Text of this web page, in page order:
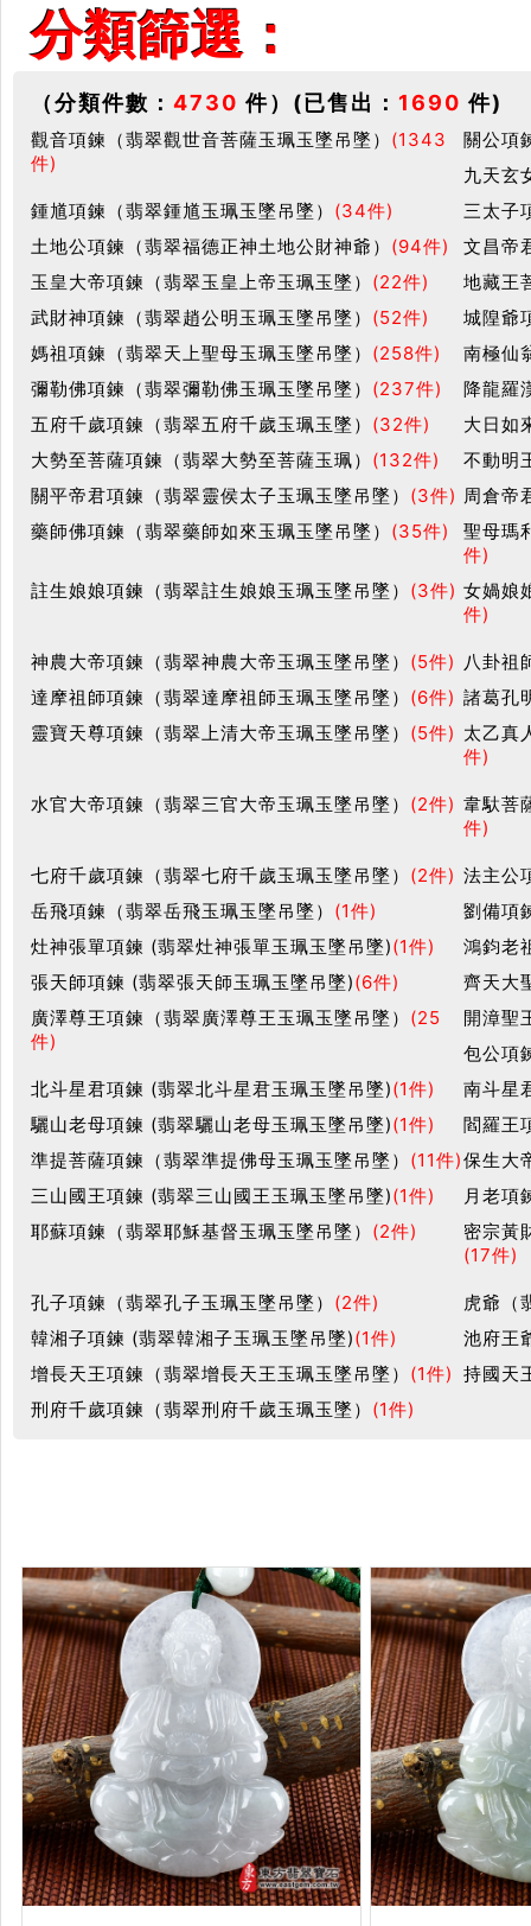
分類篩選：
（分類件數： 4730 件）(已售出： 1690 件)
觀音項鍊（翡翠觀世音菩薩玉珮玉墜吊墜） (1343
件)
關公項
九天玄
鍾馗項鍊（翡翠鍾馗玉珮玉墜吊墜） (34件)
三太子
土地公項鍊（翡翠福德正神土地公財神爺） (94件)
文昌帝
玉皇大帝項鍊（翡翠玉皇上帝玉珮玉墜） (22件)
地藏王
武財神項鍊（翡翠趙公明玉珮玉墜吊墜） (52件)
城隍爺
媽祖項鍊（翡翠天上聖母玉珮玉墜吊墜） (258件)
南極仙
彌勒佛項鍊（翡翠彌勒佛玉珮玉墜吊墜） (237件)
降龍羅
五府千歲項鍊（翡翠五府千歲玉珮玉墜） (32件)
大日如
大勢至菩薩項鍊（翡翠大勢至菩薩玉珮） (132件)
不動明
關平帝君項鍊（翡翠靈侯太子玉珮玉墜吊墜） (3件) 周倉帝
藥師佛項鍊（翡翠藥師如來玉珮玉墜吊墜） (35件)
聖母瑪
件)
註生娘娘項鍊（翡翠註生娘娘玉珮玉墜吊墜） (3件) 女媧娘
件)
神農大帝項鍊（翡翠神農大帝玉珮玉墜吊墜） (5件) 八卦祖
達摩祖師項鍊（翡翠達摩祖師玉珮玉墜吊墜） (6件) 諸葛孔
靈寶天尊項鍊（翡翠上清大帝玉珮玉墜吊墜） (5件) 太乙真
件)
水官大帝項鍊（翡翠三官大帝玉珮玉墜吊墜） (2件) 韋馱菩
件)
七府千歲項鍊（翡翠七府千歲玉珮玉墜吊墜） (2件) 法主公
岳飛項鍊（翡翠岳飛玉珮玉墜吊墜） (1件)
劉備項
灶神張單項鍊 (翡翠灶神張單玉珮玉墜吊墜)(1件)
鴻鈞老
張天師項鍊 (翡翠張天師玉珮玉墜吊墜)(6件)
齊天大
廣澤尊王項鍊（翡翠廣澤尊王玉珮玉墜吊墜） (25
件)
開漳聖
包公項
北斗星君項鍊 (翡翠北斗星君玉珮玉墜吊墜)(1件)
南斗星
驪山老母項鍊 (翡翠驪山老母玉珮玉墜吊墜)(1件)
閻羅王
準提菩薩項鍊（翡翠準提佛母玉珮玉墜吊墜） (11件)保生大
三山國王項鍊 (翡翠三山國王玉珮玉墜吊墜)(1件)
月老項
耶蘇項鍊（翡翠耶穌基督玉珮玉墜吊墜） (2件)
密宗黃
(17件)
孔子項鍊（翡翠孔子玉珮玉墜吊墜） (2件)
虎爺（
韓湘子項鍊 (翡翠韓湘子玉珮玉墜吊墜)(1件)
池府王
增長天王項鍊（翡翠增長天王玉珮玉墜吊墜） (1件) 持國天
刑府千歲項鍊（翡翠刑府千歲玉珮玉墜） (1件)